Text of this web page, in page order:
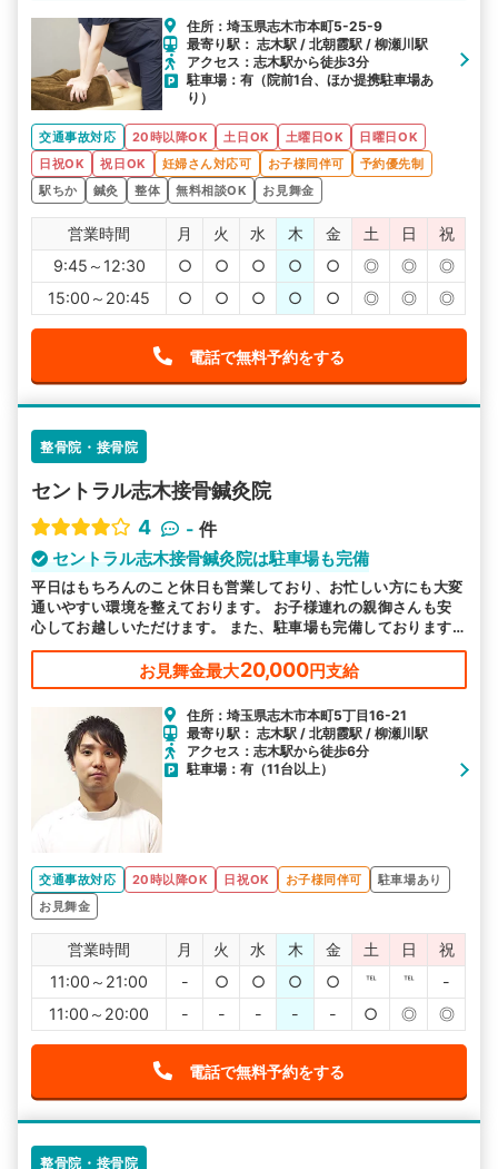
住所：埼玉県志木市本町5-25-9
最寄り駅： 志木駅 / 北朝霞駅 / 柳瀬川駅
アクセス：志木駅から徒歩3分
駐車場：有（院前1台、ほか提携駐車場あ
り）
交通事故対応 20時以降OK 土日OK 土曜日OK
日曜日OK
日祝OK
祝日OK 妊婦さん対応可 お子様同伴可
予約優先制
駅ちか
鍼灸 整体 無料相談OK お見舞金
営業時間 月 火 水 木 金 土 日
祝
9:45～12:30
○ ○ ○ ○ ○ ◎ ◎
◎
15:00～20:45
○ ○ ○ ○ ○ ◎ ◎ ◎
電話で無料予約をする
整骨院・接骨院
セントラル志木接骨鍼灸院
4
- 件
セントラル志木接骨鍼灸院は駐車場も完備
平日はもちろんのこと休日も営業しており、お忙しい方にも大変
通いやすい環境を整えております。 お子様連れの親御さんも安
心してお越しいただけます。 また、駐車場も完備しております
ので、お気軽にご利用ください。
お見舞金最大20,000円支給
住所：埼玉県志木市本町5丁目16-21
最寄り駅： 志木駅 / 北朝霞駅 / 柳瀬川駅
アクセス：志木駅から徒歩6分
駐車場：有（11台以上）
交通事故対応 20時以降OK 日祝OK お子様同伴可
駐車場あり
お見舞金
営業時間 月 火 水 木 金 土 日
祝
11:00～21:00
- ○ ○ ○ ○ ℡ ℡
-
11:00～20:00
- - - - - ○ ◎ ◎
電話で無料予約をする
整骨院・接骨院